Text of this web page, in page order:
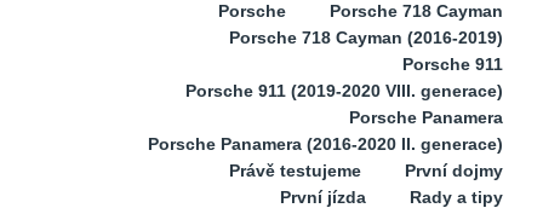
Porsche
Porsche 718 Cayman
Porsche 718 Cayman (2016-2019)
Porsche 911
Porsche 911 (2019-2020 VIII. generace)
Porsche Panamera
Porsche Panamera (2016-2020 II. generace)
Právě testujeme
První dojmy
První jízda
Rady a tipy